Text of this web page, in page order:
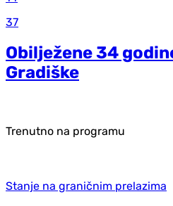
37
Obilježene 34
Gradiške
Trenutno na programu
Stanje na graničnim prelazima